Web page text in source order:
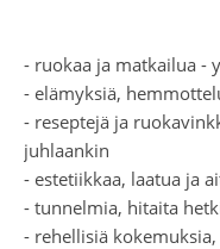
- ruokaa ja matkailua -
- elämyksiä,
- reseptejä ja
juhlaankin
- estetiikkaa, laatua ja
- tunnelmia, hitaita
- rehellisiä